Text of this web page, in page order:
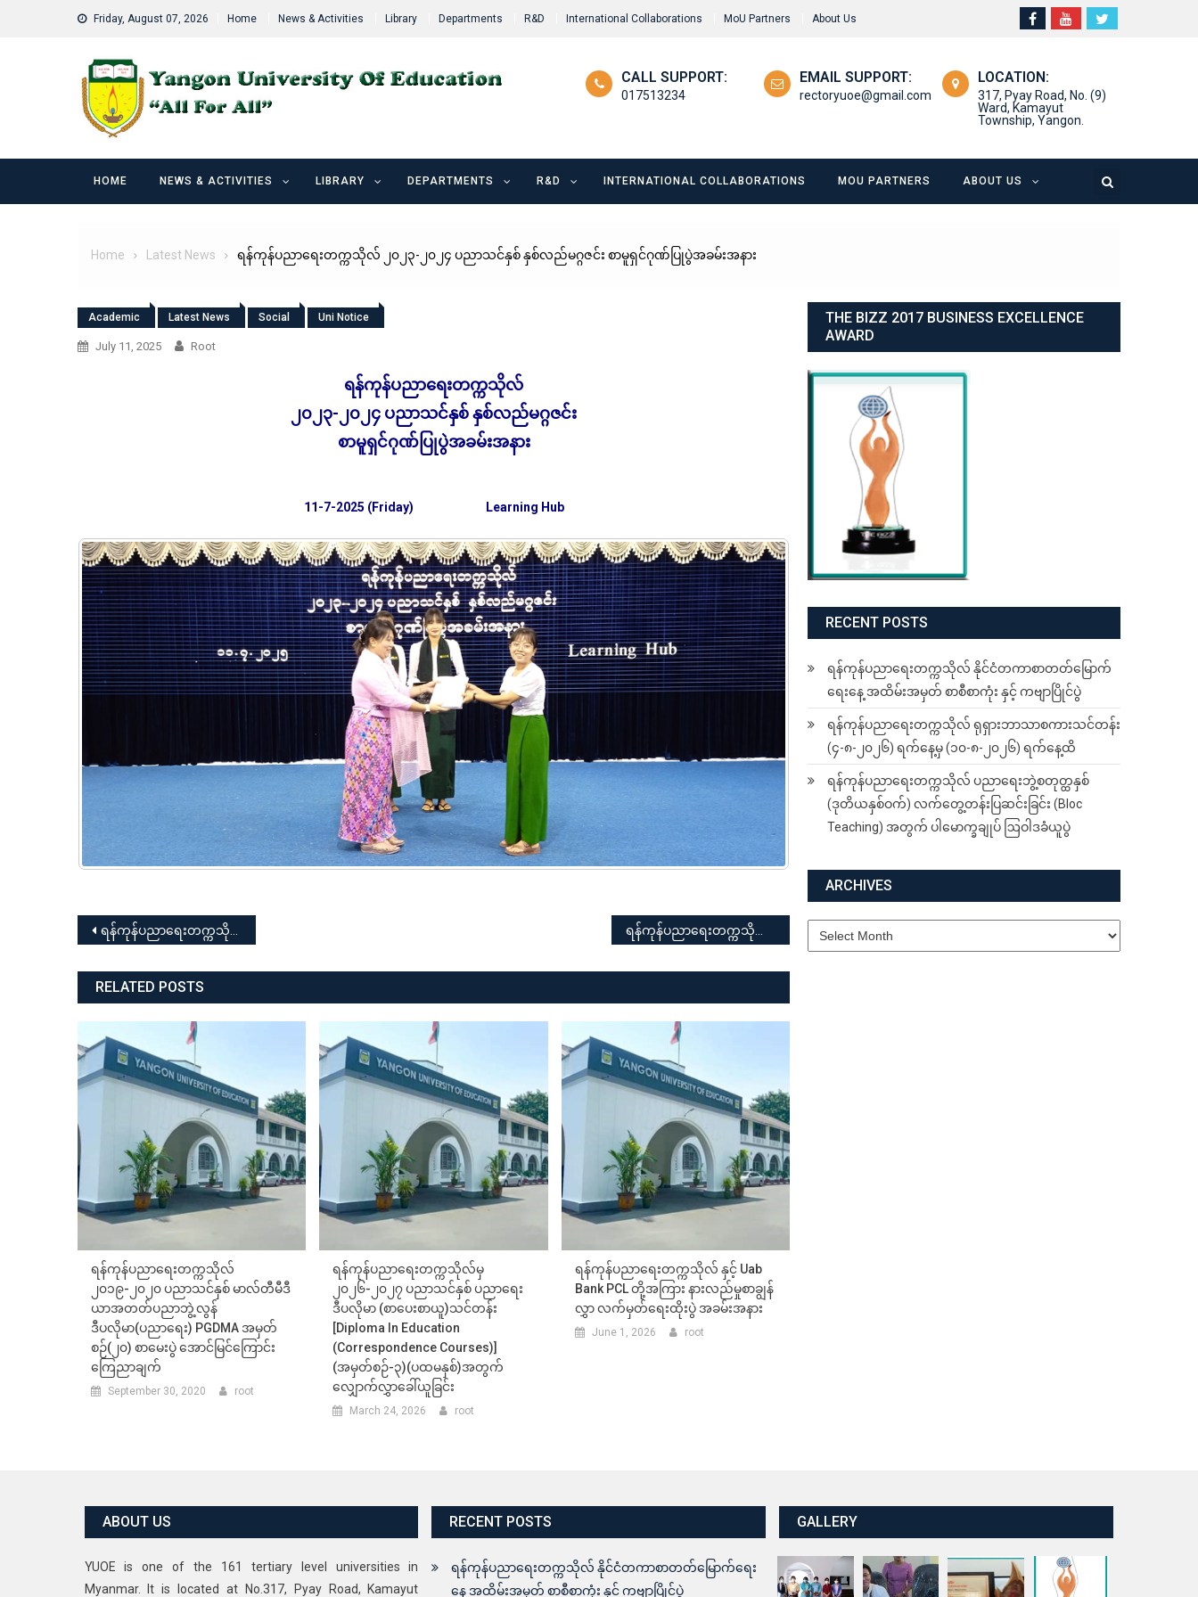
Friday, August 07, 2026 Home News & Activities Library Departments R&D International Collaborations MoU Partners About Us
CALL SUPPORT:
017513234
EMAIL SUPPORT:
rectoryuoe@gmail.com
LOCATION:
317, Pyay Road, No. (9)
Ward, Kamayut
Township, Yangon.
HOME NEWS & ACTIVITIES LIBRARY DEPARTMENTS R&D INTERNATIONAL COLLABORATIONS MOU PARTNERS ABOUT US
Home Latest News ရန်ကုန်ပညာရေးတက္ကသိုလ် ၂၀၂၃-၂၀၂၄ ပညာသင်နှစ် နှစ်လည်မဂ္ဂဇင်း စာမူရှင်ဂုဏ်ပြုပွဲအခမ်းအနား
Academic Latest News Social Uni Notice
July 11, 2025 Root
ရန်ကုန်ပညာရေးတက္ကသိုလ်
၂၀၂၃-၂၀၂၄ ပညာသင်နှစ် နှစ်လည်မဂ္ဂဇင်း
စာမူရှင်ဂုဏ်ပြုပွဲအခမ်းအနား
11-7-2025 (Friday) Learning Hub
Post
navigation
ရန်ကုန်ပညာရေးတက္ကသိုလ် (၇၈) နှစ်မြောက် အာဇာနည်နေ့အထိမ်းအမှတ် စာစီစာကုံး နှင့် ဆောင်းပါးပြိုင်ပွဲ ရန်ကုန်ပညာရေးတက္ကသိုလ် ပြည်ထောင်စုဝန်ကြီးနှင့် တွေ့ဆုံပွဲအခမ်းအနား
RELATED POSTS
ရန်ကုန်ပညာရေးတက္ကသိုလ်
၂၀၁၉-၂၀၂၀ ပညာသင်နှစ် မာလ်တီမီဒီ
ယာအတတ်ပညာဘွဲ့လွန်
ဒီပလိုမာ(ပညာရေး) PGDMA အမှတ်
စဉ်(၂၀) စာမေးပွဲ အောင်မြင်ကြောင်း
ကြေညာချက်
September 30, 2020 root
ရန်ကုန်ပညာရေးတက္ကသိုလ်မှ
၂၀၂၆-၂၀၂၇ ပညာသင်နှစ် ပညာရေး
ဒီပလိုမာ (စာပေးစာယူ)သင်တန်း
[Diploma In Education
(Correspondence Courses)]
(အမှတ်စဉ်-၃)(ပထမနှစ်)အတွက်
လျှောက်လွှာခေါ်ယူခြင်း
March 24, 2026 root
ရန်ကုန်ပညာရေးတက္ကသိုလ် နှင့် Uab
Bank PCL တို့အကြား နားလည်မှုစာချွန်
လွှာ လက်မှတ်ရေးထိုးပွဲ အခမ်းအနား
June 1, 2026 root
THE BIZZ 2017 BUSINESS EXCELLENCE
AWARD
RECENT POSTS
ရန်ကုန်ပညာရေးတက္ကသိုလ် နိုင်ငံတကာစာတတ်မြောက်
ရေးနေ့ အထိမ်းအမှတ် စာစီစာကုံး နှင့် ကဗျာပြိုင်ပွဲ
ရန်ကုန်ပညာရေးတက္ကသိုလ် ရုရှားဘာသာစကားသင်တန်း
(၄-၈-၂၀၂၆) ရက်နေ့မှ (၁၀-၈-၂၀၂၆) ရက်နေ့ထိ
ရန်ကုန်ပညာရေးတက္ကသိုလ် ပညာရေးဘွဲ့စတုတ္ထနှစ်
(ဒုတိယနှစ်ဝက်) လက်တွေ့တန်းပြဆင်းခြင်း (Bloc
Teaching) အတွက် ပါမောက္ခချုပ် ဩဝါဒခံယူပွဲ
ARCHIVES
Archives
ABOUT US
YUOE is one of the 161 tertiary level universities in
Myanmar. It is located at No.317, Pyay Road, Kamayut
RECENT POSTS
ရန်ကုန်ပညာရေးတက္ကသိုလ် နိုင်ငံတကာစာတတ်မြောက်ရေး
နေ့ အထိမ်းအမှတ် စာစီစာကုံး နှင့် ကဗျာပြိုင်ပွဲ
GALLERY